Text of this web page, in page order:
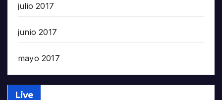
julio 2017
junio 2017
mayo 2017
Live